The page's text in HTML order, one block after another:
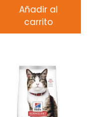
Añadir al
carrito